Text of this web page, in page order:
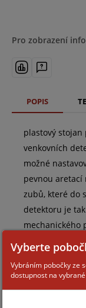
Pro zobrazení
POPIS
plastový
venkovních
možné
pevnou aretací
zubů, které do
detektoru je
mechanického
provedení,
detektoru
použití
Vyberte
Vybráním pobočky ze
dostupnost na